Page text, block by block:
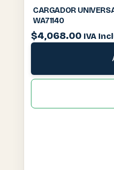
CARGADOR
WA71140
$4,068.00 IVA